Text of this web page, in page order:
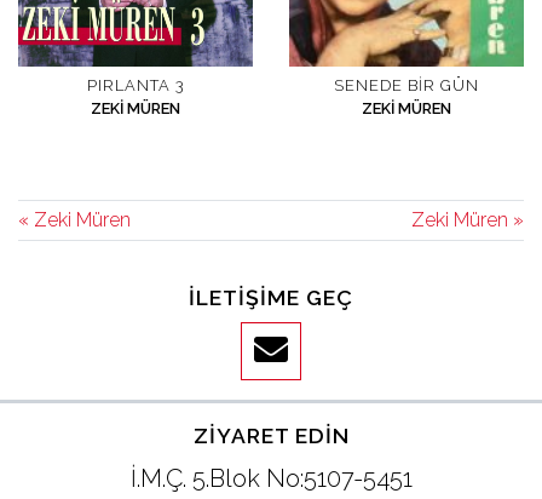
PIRLANTA 3
ZEKI MÜREN
SENEDE BIR GÜN
ZEKI MÜREN
« Zeki Müren Zeki Müren »
İLETIŞIME GEÇ
ZIYARET EDIN
İ.M.Ç. 5.Blok No:5107-5451